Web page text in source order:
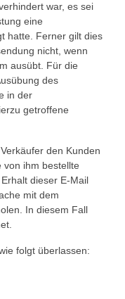
war, es sei
eine
hatte. Ferner gilt dies
nicht, wenn
ausübt. Für die
des
in der
getroffene
den Kunden
von ihm bestellte
dieser E-Mail
mit dem
In diesem Fall
folgt überlassen: